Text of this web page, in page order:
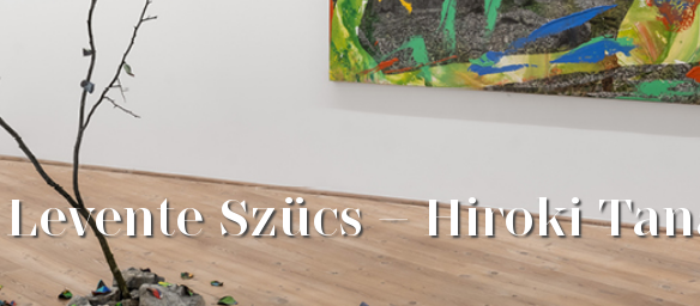
Szücs – Hiroki